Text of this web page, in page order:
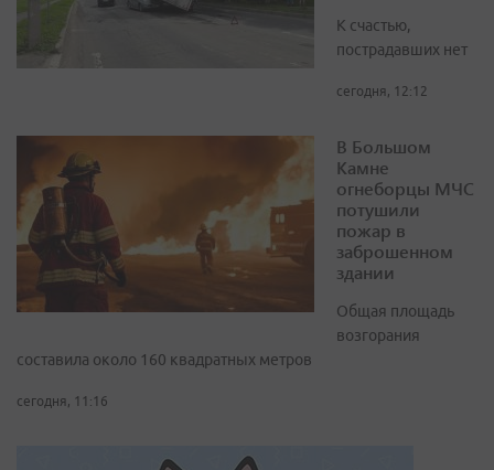
К счастью,
пострадавших нет
сегодня, 12:12
В Большом
Камне
огнеборцы МЧС
потушили
пожар в
заброшенном
здании
Общая площадь
возгорания
составила около 160 квадратных метров
сегодня, 11:16